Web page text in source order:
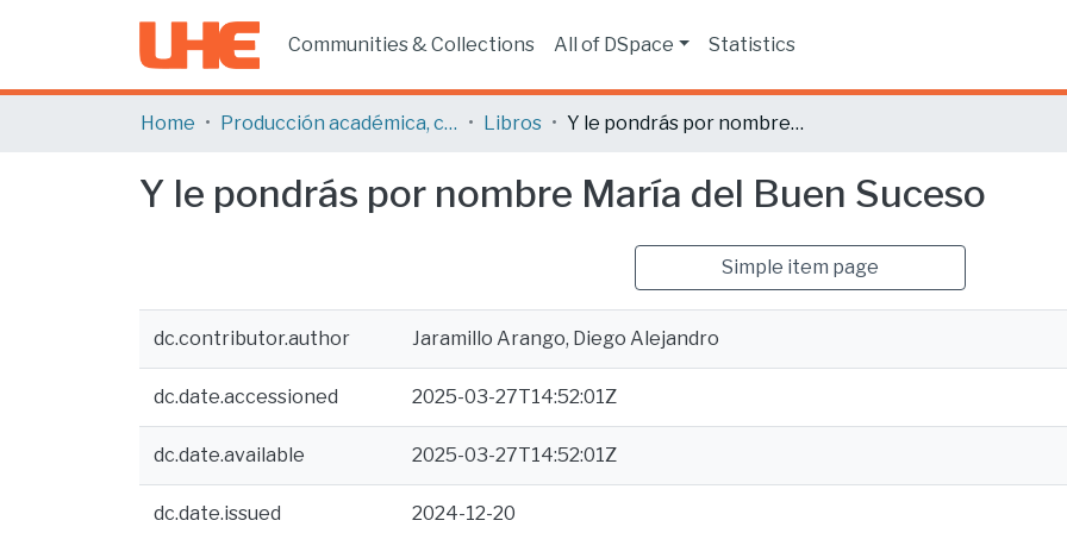
Communities & Collections All of DSpace Statistics
Home Producción académica, científica y artística Libros Y le pondrás por nombre María del Buen Suceso
Y le pondrás por nombre María del Buen Suceso
Simple item page
dc.contributor.author Jaramillo Arango, Diego Alejandro
dc.date.accessioned 2025-03-27T14:52:01Z
dc.date.available 2025-03-27T14:52:01Z
dc.date.issued 2024-12-20